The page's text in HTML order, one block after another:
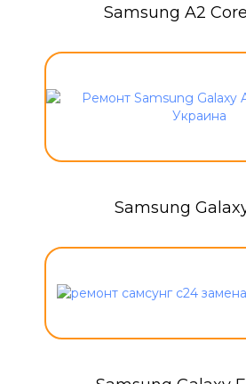
Samsung A2
Samsung